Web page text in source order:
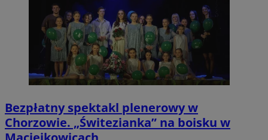
Bezpłatny spektakl plenerowy w
Chorzowie. „Świtezianka” na boisku w